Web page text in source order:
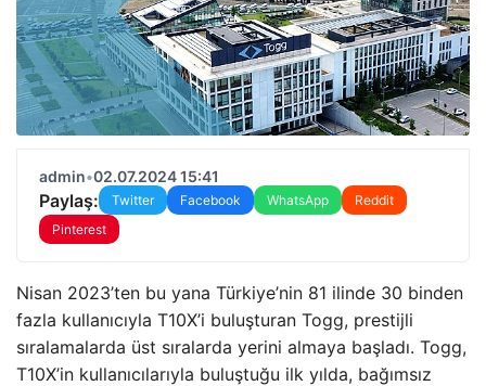
admin•02.07.2024 15:41
Paylaş: Twitter Facebook WhatsApp
Reddit
Pinterest
Nisan 2023’ten bu yana Türkiye’nin 81 ilinde 30 binden
fazla kullanıcıyla T10X’i buluşturan Togg, prestijli
sıralamalarda üst sıralarda yerini almaya başladı. Togg,
T10X’in kullanıcılarıyla buluştuğu ilk yılda, bağımsız